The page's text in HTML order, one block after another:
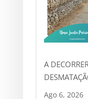
A
Ago 6, 2026